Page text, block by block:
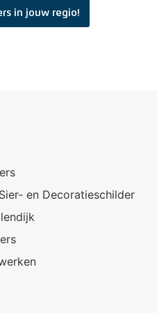
in jouw regio!
en Decoratieschilder